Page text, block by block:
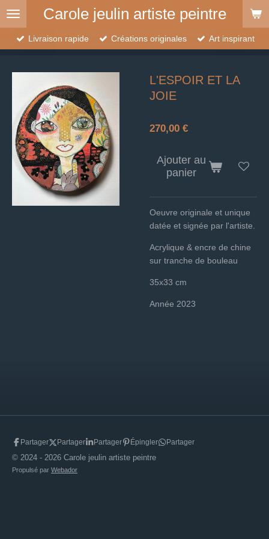
Passer
contenu
principal
Carole jeulin artiste peintre
Livraison rapide Créations originales Art inspirant
L'ESPOIR ET LA
JOIE
270,00 €
Ajouter au
panier
Oeuvre originale et unique
datée et signée par l'artiste.
Acrylique & encre de chine
sur tranche de bouleau
35x33 cm
Année 2023
Partager Partager Partager Épingler Partager
© 2024 - 2026 Carole jeulin artiste peintre
Propulsé par Webador